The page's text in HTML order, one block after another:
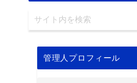
管理人プロフィール